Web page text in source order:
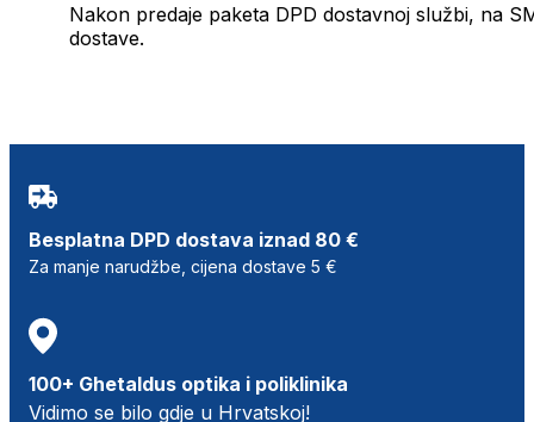
Nakon predaje paketa DPD dostavnoj službi, na
dostave.
Besplatna DPD dostava iznad 80 €
Za manje narudžbe, cijena dostave 5 €
100+ Ghetaldus optika i poliklinika
Vidimo se bilo gdje u Hrvatskoj!